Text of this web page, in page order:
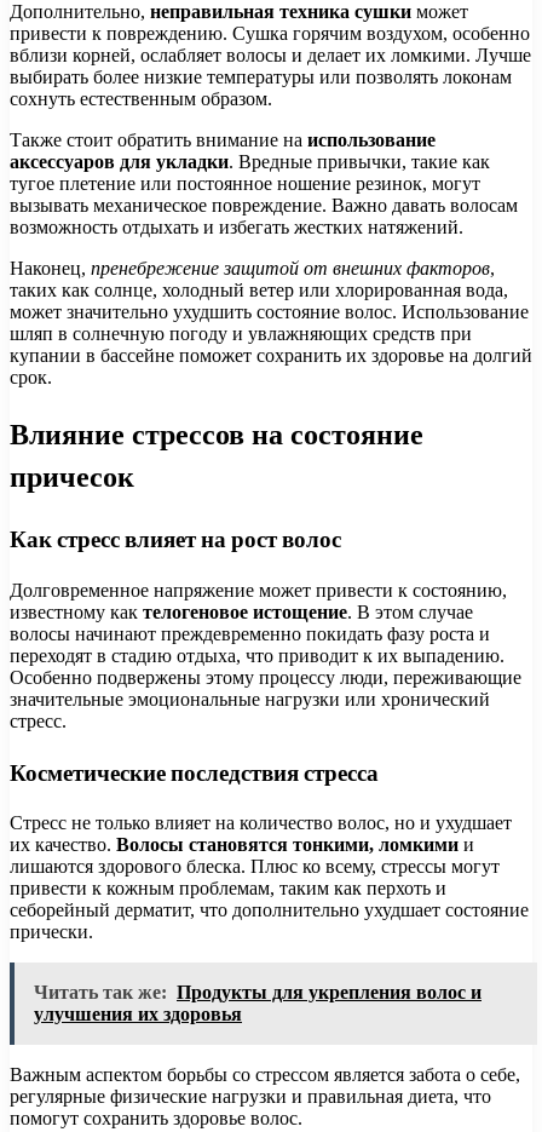
Дополнительно, неправильная техника сушки может
привести к повреждению. Сушка горячим воздухом, особенно
вблизи корней, ослабляет волосы и делает их ломкими. Лучше
выбирать более низкие температуры или позволять локонам
сохнуть естественным образом.
Также стоит обратить внимание на использование
аксессуаров для укладки. Вредные привычки, такие как
тугое плетение или постоянное ношение резинок, могут
вызывать механическое повреждение. Важно давать волосам
возможность отдыхать и избегать жестких натяжений.
Наконец, пренебрежение защитой от внешних факторов,
таких как солнце, холодный ветер или хлорированная вода,
может значительно ухудшить состояние волос. Использование
шляп в солнечную погоду и увлажняющих средств при
купании в бассейне поможет сохранить их здоровье на долгий
срок.
Влияние стрессов на состояние
причесок
Как стресс влияет на рост волос
Долговременное напряжение может привести к состоянию,
известному как телогеновое истощение. В этом случае
волосы начинают преждевременно покидать фазу роста и
переходят в стадию отдыха, что приводит к их выпадению.
Особенно подвержены этому процессу люди, переживающие
значительные эмоциональные нагрузки или хронический
стресс.
Косметические последствия стресса
Стресс не только влияет на количество волос, но и ухудшает
их качество. Волосы становятся тонкими, ломкими и
лишаются здорового блеска. Плюс ко всему, стрессы могут
привести к кожным проблемам, таким как перхоть и
себорейный дерматит, что дополнительно ухудшает состояние
прически.
Читать так же: Продукты для укрепления волос и
улучшения их здоровья
Важным аспектом борьбы со стрессом является забота о себе,
регулярные физические нагрузки и правильная диета, что
помогут сохранить здоровье волос.